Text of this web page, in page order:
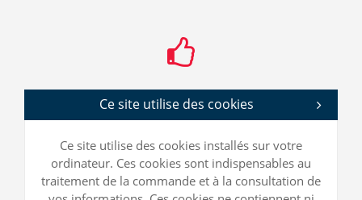
Ce site utilise des cookies
Ce site utilise des cookies installés sur votre
ordinateur. Ces cookies sont indispensables au
traitement de la commande et à la consultation de